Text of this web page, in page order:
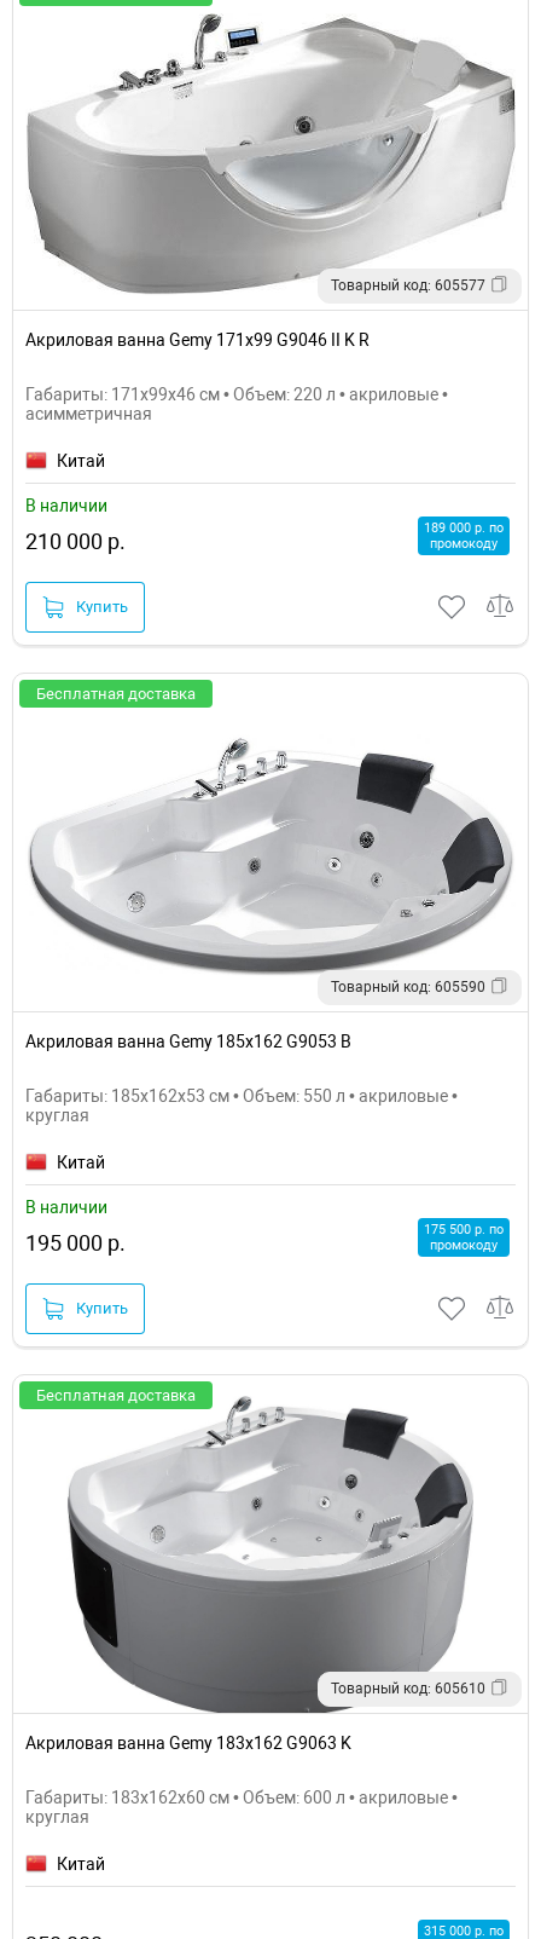
Товарный код: 605577
Акриловая ванна Gemy 171x99 G9046 II K R
Габариты: 171x99x46 см • Объем: 220 л • акриловые •
асимметричная
Китай
В наличии
210 000 р.
189 000 р. по
промокоду
Купить
Бесплатная доставка
Товарный код: 605590
Акриловая ванна Gemy 185x162 G9053 B
Габариты: 185x162x53 см • Объем: 550 л • акриловые •
круглая
Китай
В наличии
195 000 р.
175 500 р. по
промокоду
Купить
Бесплатная доставка
Товарный код: 605610
Акриловая ванна Gemy 183x162 G9063 K
Габариты: 183x162x60 см • Объем: 600 л • акриловые •
круглая
Китай
315 000 р. по